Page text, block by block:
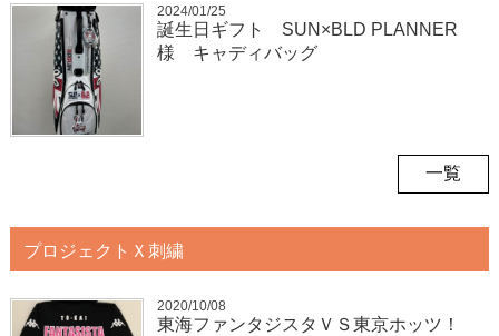
2024/01/25
誕生日ギフト SUN×BLD PLANNER
様 キャディバッグ
一覧
プロジェクトＸ刺繍
2020/10/08
東海ファンタジスタＶＳ東京ホッツ！